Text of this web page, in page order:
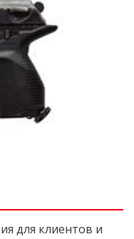
для клиентов и